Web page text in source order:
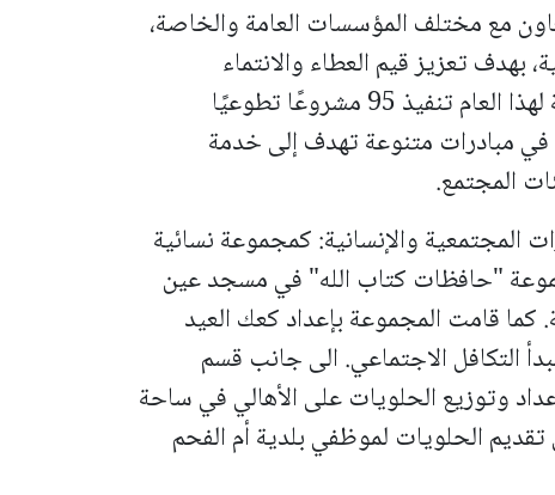
مع مختلف المؤسسات العامة والخاصة،
بهدف تعزيز قيم العطاء والانتماء
ويشهد أسبوع الأعمال الخيرية لهذا العام تنفيذ 95 مشروعًا تطوعيًا
يسهمون في مبادرات متنوعة تهدف إلى خدمة
المجتمع.
المجتمعية والإنسانية:كمجموعة نسائية
"حافظات كتاب الله" في مسجد عين
كما قامت المجموعة بإعداد كعك العيد
التكافل الاجتماعي. الى جانب قسم
وتوزيع الحلويات على الأهالي في ساحة
تقديم الحلويات لموظفي بلدية أم الفحم